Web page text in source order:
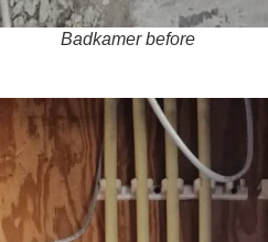
Badkamer before